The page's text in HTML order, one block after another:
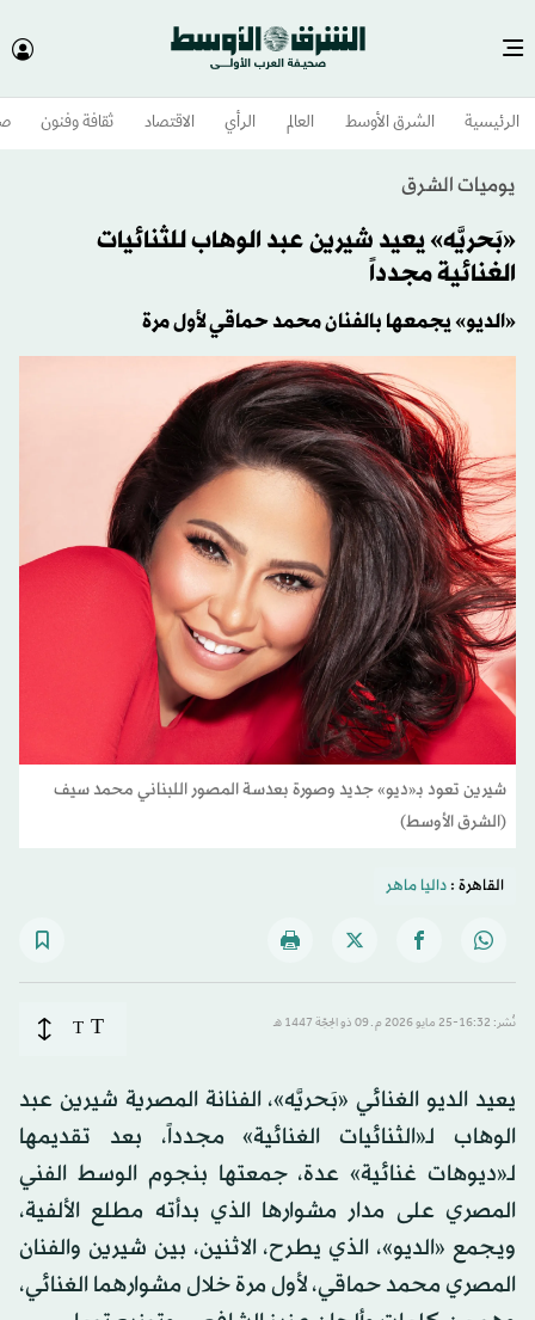
الرئيسية الشرق الأوسط​ العالم الرأي الاقتصاد ثقافة وفنون
يوميات الشرق
«بَحريَّه» يعيد شيرين عبد الوهاب للثنائيات
الغنائية مجدداً
«الديو» يجمعها بالفنان محمد حماقي لأول مرة
شيرين تعود بـ«ديو» جديد وصورة بعدسة المصور اللبناني محمد سيف
(الشرق الأوسط)
القاهرة :داليا ماهر
نُشر: 16:32-25 مايو 2026 م ـ 09 ذو الحِجّة 1447 هـ T
T
يعيد الديو الغنائي «بَحريَّه»، الفنانة المصرية شيرين عبد
الوهاب لـ«الثنائيات الغنائية» مجدداً، بعد تقديمها
لـ«ديوهات غنائية» عدة، جمعتها بنجوم الوسط الفني
المصري على مدار مشوارها الذي بدأته مطلع الألفية،
ويجمع «الديو»، الذي يطرح، الاثنين، بين شيرين والفنان
المصري محمد حماقي، لأول مرة خلال مشوارهما الغنائي،